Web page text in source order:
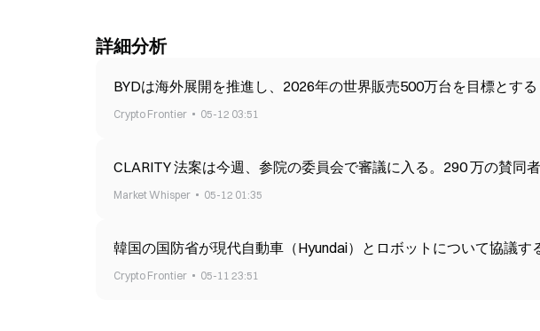
詳細分析
BYDは海外展開を推進し、2026年の世界販売500万台を目標とする
Crypto Frontier 05-12 03:51
CLARITY 法案は今週、参院の委員会で審議に入る。290 万の賛同
Market Whisper 05-12 01:35
韓国の国防省が現代自動車（Hyundai）とロボットについて協議す
Crypto Frontier 05-11 23:51